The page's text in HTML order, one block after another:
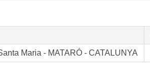
Maria - MATARÓ - CATALUNYA